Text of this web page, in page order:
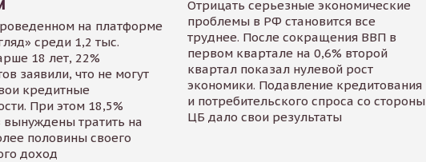
на платформе
среди 1,2 тыс.
18 лет, 22%
заявили, что не могут
кредитные
При этом 18,5%
тратить на
половины своего
доход
Отрицать серьезные экономические
проблемы в РФ становится все
труднее. После сокращения ВВП в
первом квартале на 0,6% второй
квартал показал нулевой рост
экономики. Подавление кредитования
и потребительского спроса со стороны
ЦБ дало свои результаты